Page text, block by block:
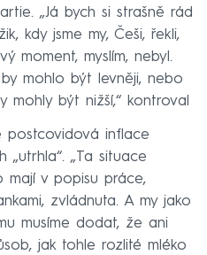
„Já bych si strašně rád
kdy jsme my, Češi, řekli,
moment, myslím, nebyl.
mohlo být levněji, nebo
mohly být nižší,“ kontroval
postcovidová inflace
„utrhla“. „Ta situace
mají v popisu práce,
zvládnuta. A my jako
musíme dodat, že ani
jak tohle rozlité mléko